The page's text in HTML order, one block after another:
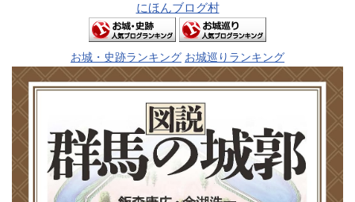
にほんブログ村
お城・史跡ランキング お城巡りランキング